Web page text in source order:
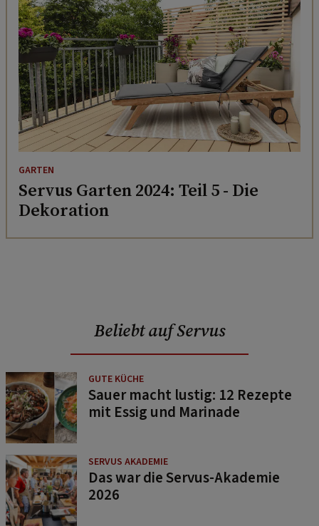
GARTEN
Servus Garten 2024: Teil 5 - Die
Dekoration
Beliebt auf Servus
GUTE KÜCHE
Sauer macht lustig: 12 Rezepte
mit Essig und Marinade
SERVUS AKADEMIE
Das war die Servus-Akademie
2026